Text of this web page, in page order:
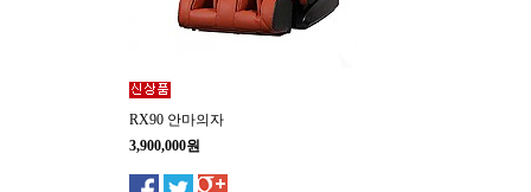
RX90 안마의자
3,900,000원